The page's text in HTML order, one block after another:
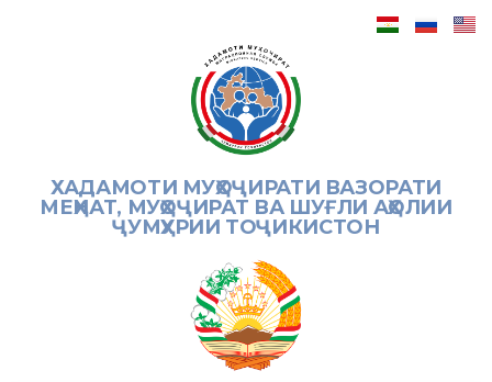
ХАДАМОТИ МУҲОҶИРАТИ ВАЗОРАТИ
МЕҲНАТ, МУҲОҶИРАТ ВА ШУҒЛИ АҲОЛИИ
ҶУМҲУРИИ ТОҶИКИСТОН